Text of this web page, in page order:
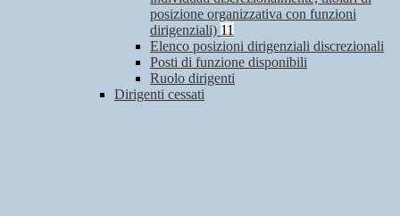
posizione organizzativa con funzioni
dirigenziali) 11
Elenco posizioni dirigenziali discrezionali
Posti di funzione disponibili
Ruolo dirigenti
Dirigenti cessati